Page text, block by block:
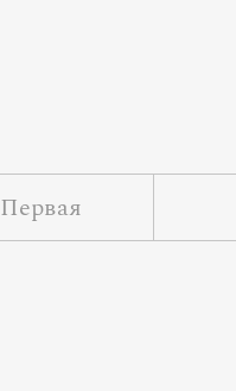
Первая